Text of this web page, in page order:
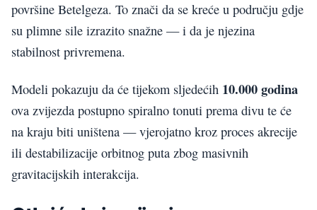
površine Betelgeza. To znači da se kreće u području gdje
su plimne sile izrazito snažne — i da je njezina
stabilnost privremena.
Modeli pokazuju da će tijekom sljedećih 10.000 godina
ova zvijezda postupno spiralno tonuti prema divu te će
na kraju biti uništena — vjerojatno kroz proces akrecije
ili destabilizacije orbitnog puta zbog masivnih
gravitacijskih interakcija.